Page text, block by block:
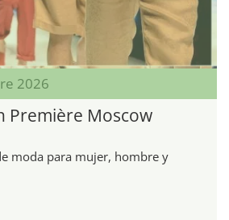
2026
Première Moscow
moda para mujer, hombre y